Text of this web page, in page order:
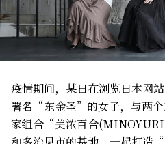
疫情期间，某日在浏览日本网
署名“东金圣”的女子，与两
家组合“美浓百合